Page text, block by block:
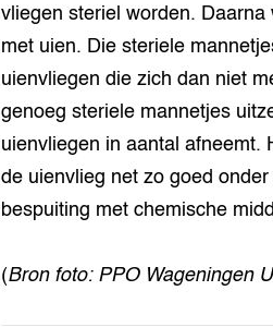
vliegen steriel worden. Daarna
met uien. Die steriele
uienvliegen die zich dan niet
genoeg steriele mannetjes
uienvliegen in aantal afneemt.
de uienvlieg net zo goed
bespuiting met chemische
(Bron foto: PPO Wageningen